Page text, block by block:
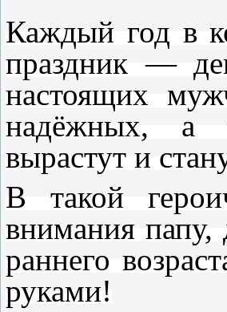
Каждый год в
праздник —
настоящих
надёжных, а
вырастут и
В такой
внимания папу,
раннего
руками!